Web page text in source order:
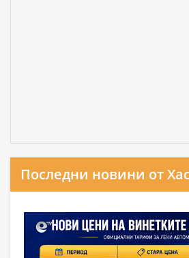
Последни новини от